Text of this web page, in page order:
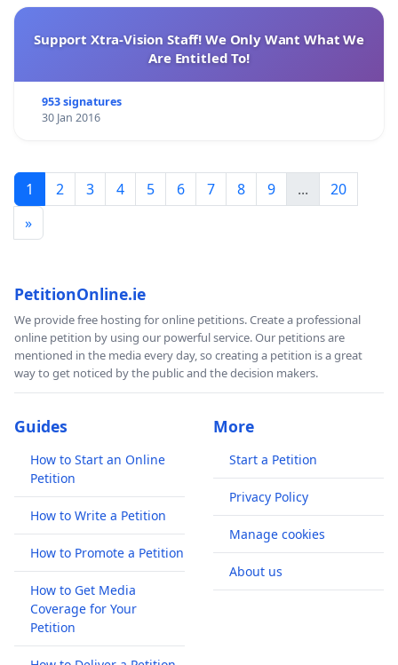
Support Xtra-Vision Staff! We Only Want What We
Are Entitled To!
953 signatures
30 Jan 2016
1 2 3 4 5 6 7 8 9 ...
20
»
PetitionOnline.ie
We provide free hosting for online petitions. Create a professional
online petition by using our powerful service. Our petitions are
mentioned in the media every day, so creating a petition is a great
way to get noticed by the public and the decision makers.
Guides
How to Start an Online
Petition
How to Write a Petition
How to Promote a Petition
How to Get Media
Coverage for Your
Petition
More
Start a Petition
Privacy Policy
Manage cookies
About us